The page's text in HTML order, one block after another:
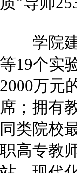
学院建
等19个实
2000万元
席；拥有
同类院校
职高专教